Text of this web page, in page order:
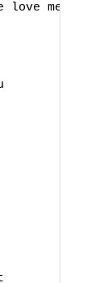
love me again